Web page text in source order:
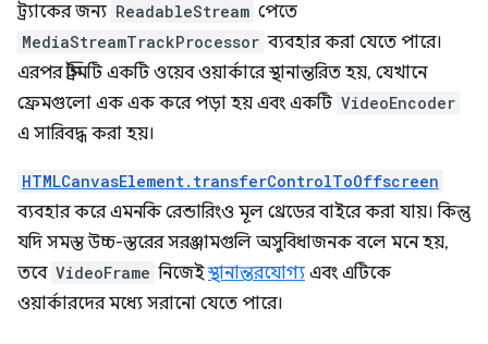
ট্র্যাকের জন্য ReadableStream পেতে
MediaStreamTrackProcessor ব্যবহার করা যেতে পারে।
এরপর স্ট্রিমটি একটি ওয়েব ওয়ার্কারে স্থানান্তরিত হয়, যেখানে
ফ্রেমগুলো এক এক করে পড়া হয় এবং একটি VideoEncoder
এ সারিবদ্ধ করা হয়।
HTMLCanvasElement.transferControlToOffscreen
ব্যবহার করে এমনকি রেন্ডারিংও মূল থ্রেডের বাইরে করা যায়। কিন্তু
যদি সমস্ত উচ্চ-স্তরের সরঞ্জামগুলি অসুবিধাজনক বলে মনে হয়,
তবে VideoFrame নিজেইস্থানান্তরযোগ্য এবং এটিকে
ওয়ার্কারদের মধ্যে সরানো যেতে পারে।